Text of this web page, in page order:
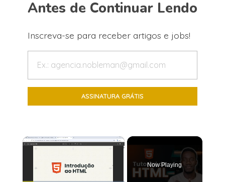
Antes de Continuar Lendo
Inscreva-se para receber artigos e jobs!
×
Now Playing